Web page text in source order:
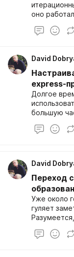
оно
David
express-
Долгое
большую
решений и
David
Переход
Уже около
гуляет
подметил,